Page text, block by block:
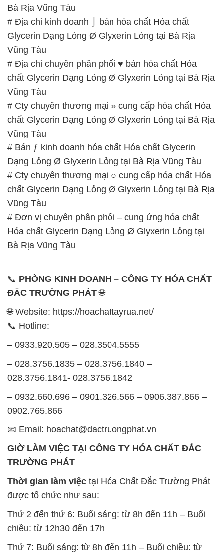
Bà Rịa Vũng Tàu
# Địa chỉ kinh doanh ⌡ bán hóa chất Hóa chất
Glycerin Dạng Lỏng Ø Glyxerin Lỏng tại Bà Rịa
Vũng Tàu
# Địa chỉ chuyên phân phối ♥ bán hóa chất Hóa
chất Glycerin Dạng Lỏng Ø Glyxerin Lỏng tại Bà Rịa
Vũng Tàu
# Cty chuyên thương mại » cung cấp hóa chất Hóa
chất Glycerin Dạng Lỏng Ø Glyxerin Lỏng tại Bà Rịa
Vũng Tàu
# Bán ƒ kinh doanh hóa chất Hóa chất Glycerin
Dạng Lỏng Ø Glyxerin Lỏng tại Bà Rịa Vũng Tàu
# Cty chuyên thương mại ○ cung cấp hóa chất Hóa
chất Glycerin Dạng Lỏng Ø Glyxerin Lỏng tại Bà Rịa
Vũng Tàu
# Đơn vị chuyên phân phối – cung ứng hóa chất
Hóa chất Glycerin Dạng Lỏng Ø Glyxerin Lỏng tại
Bà Rịa Vũng Tàu
📞 PHÒNG KINH DOANH – CÔNG TY HÓA CHẤT
ĐẮC TRƯỜNG PHÁT🌐
🌐 Website: https://hoachattayrua.net/
📞 Hotline:
– 0933.920.505 – 028.3504.5555
– 028.3756.1835 – 028.3756.1840 –
028.3756.1841- 028.3756.1842
– 0932.660.696 – 0901.326.566 – 0906.387.866 –
0902.765.866
📧 Email: hoachat@dactruongphat.vn
GIỜ LÀM VIỆC TẠI CÔNG TY HÓA CHẤT ĐẮC
TRƯỜNG PHÁT
Thời gian làm việc tại Hóa Chất Đắc Trường Phát
được tổ chức như sau:
Thứ 2 đến thứ 6: Buổi sáng: từ 8h đến 11h – Buổi
chiều: từ 12h30 đến 17h
Thứ 7: Buổi sáng: từ 8h đến 11h – Buổi chiều: từ